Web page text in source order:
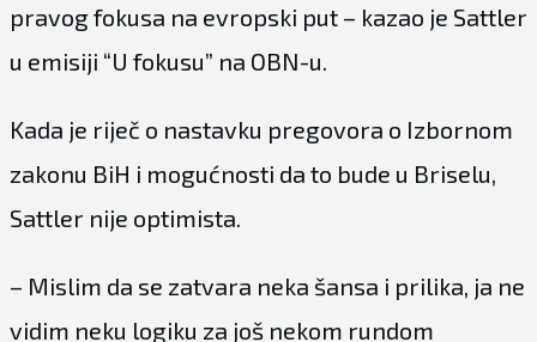
pravog fokusa na evropski put – kazao je Sattler
u emisiji “U fokusu” na OBN-u.
Kada je riječ o nastavku pregovora o Izbornom
zakonu BiH i mogućnosti da to bude u Briselu,
Sattler nije optimista.
– Mislim da se zatvara neka šansa i prilika, ja ne
vidim neku logiku za još nekom rundom